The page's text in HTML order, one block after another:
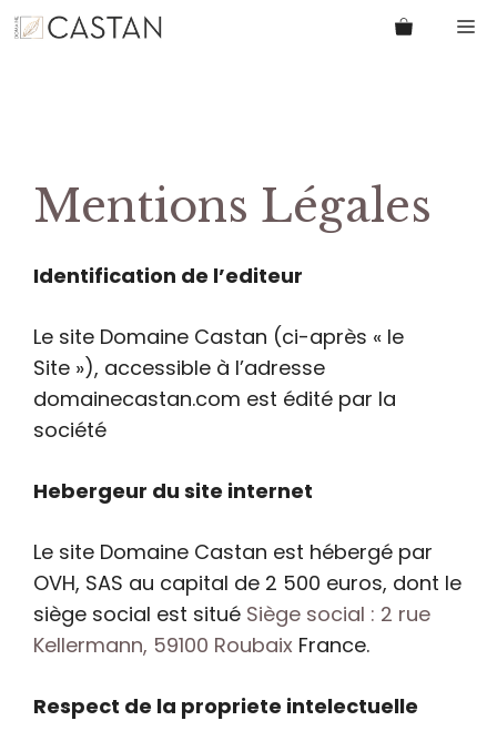
Aller
au
Mentions Légales
Identification de l’editeur
Le site Domaine Castan (ci-après « le
Site »), accessible à l’adresse
domainecastan.com est édité par la
société
Hebergeur du site internet
Le site Domaine Castan est hébergé par
OVH, SAS au capital de 2 500 euros, dont le
siège social est situé Siège social : 2 rue
Kellermann, 59100 Roubaix France.
Respect de la propriete intelectuelle